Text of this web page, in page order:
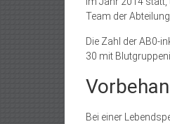
Team der
Die Zahl der AB0-
30 mit
Bei einer